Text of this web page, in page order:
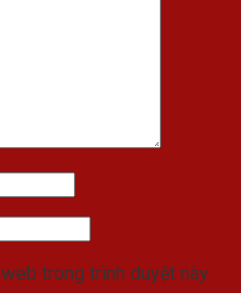
trong trình duyệt này